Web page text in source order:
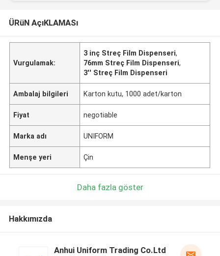
ÜRüN AçıKLAMASı
Vurgulamak:
3 inç Streç Film Dispenseri,
76mm Streç Film Dispenseri,
3'' Streç Film Dispenseri
Ambalaj bilgileri Karton kutu, 1000 adet/karton
Fiyat negotiable
Marka adı UNIFORM
Menşe yeri Çin
Daha fazla göster
Hakkımızda
Anhui Uniform Trading Co.Ltd